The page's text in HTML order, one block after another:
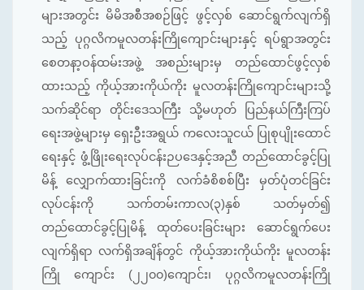
များအတွင်း မိမိအစီအစဉ်ဖြင့် ဖွင့်လှစ် ဆောင်ရွက်လျက်ရှိ
သည့် ပုဂ္ဂလိကမူလတန်းကြိုကျောင်းများနှင့် ရပ်ရွာအတွင်း
စေတနာ့ဝန်ထမ်းအဖွဲ့ အစည်းများမှ တည်ထောင်ဖွင့်လှစ်
ထားသည့် ကိုယ့်အားကိုယ်ကိုး မူလတန်းကြိုကျောင်းများသို့
သက်ဆိုင်ရာ တိုင်းဒေသကြီး သို့မဟုတ် ပြည်နယ်ကြီးကြပ်
ရေးအဖွဲ့များမှ ရှေးဦးအရွယ် ကလေးသူငယ် ပြုစုပျိုးထောင်
ရေးနှင့် ဖွံ့ဖြိုးရေးလုပ်ငန်းဉပဒေနှင့်အညီ တည်ထောင်ခွင့်ပြု
မိန့် လျှောက်ထားခြင်းကို လက်ခံစိစစ်ပြီး မှတ်ပုံတင်ခြင်း
လုပ်ငန်းကို သက်တမ်းကာလ(၃)နှစ် သတ်မှတ်၍
တည်ထောင်ခွင့်ပြုမိန့် ထုတ်ပေးခြင်းများ ဆောင်ရွက်ပေး
လျက်ရှိရာ လက်ရှိအချိန်တွင် ကိုယ့်အားကိုယ်ကိုး မူလတန်း
ကြို ကျောင်း (၂၂၀၀)ကျောင်း၊ ပုဂ္ဂလိကမူလတန်းကြို